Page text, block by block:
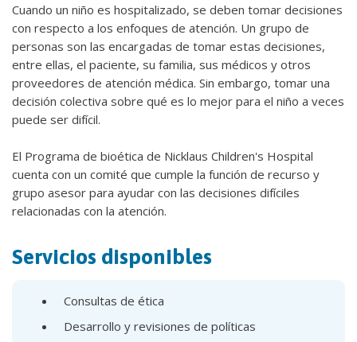
Cuando un niño es hospitalizado, se deben tomar decisiones
con respecto a los enfoques de atención. Un grupo de
personas son las encargadas de tomar estas decisiones,
entre ellas, el paciente, su familia, sus médicos y otros
proveedores de atención médica. Sin embargo, tomar una
decisión colectiva sobre qué es lo mejor para el niño a veces
puede ser difícil.
El Programa de bioética de Nicklaus Children's Hospital
cuenta con un comité que cumple la función de recurso y
grupo asesor para ayudar con las decisiones difíciles
relacionadas con la atención.
Servicios disponibles
Consultas de ética
Desarrollo y revisiones de políticas